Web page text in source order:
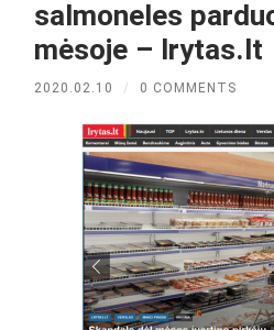
salmoneles
mėsoje – lrytas.lt
2020.02.10 / 0 COMMENTS